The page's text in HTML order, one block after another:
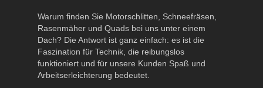
Warum finden Sie Motorschlitten, Schneefräsen,
Rasenmäher und Quads bei uns unter einem
Dach? Die Antwort ist ganz einfach: es ist die
Faszination für Technik, die reibungslos
funktioniert und für unsere Kunden Spaß und
Arbeitserleichterung bedeutet.